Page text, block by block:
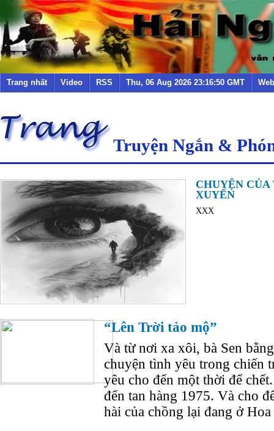
Trang nhất Video RSS Thu, 06 Aug 2026 23:16:50 GMT
Truyện Ngắn &
CHUYỆN
XUYẾN
XXX
“Lên Trời tảo mộ”
Và từ nơi xa xôi, bà Sen
chuyện tình yêu trong chiến
yêu cho đến một thời để
đến tan hàng 1975. Và cho
hài của chồng lại đang ở